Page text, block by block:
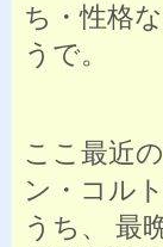
ち・性格
うで。
ここ最近
ン・コル
うち、 最